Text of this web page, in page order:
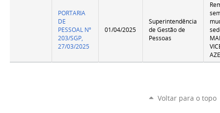
PORTARIA
DE
PESSOAL Nº
203/SGP,
27/03/2025
01/04/2025
Superintendência
de Gestão de
Pessoas
Voltar para o topo